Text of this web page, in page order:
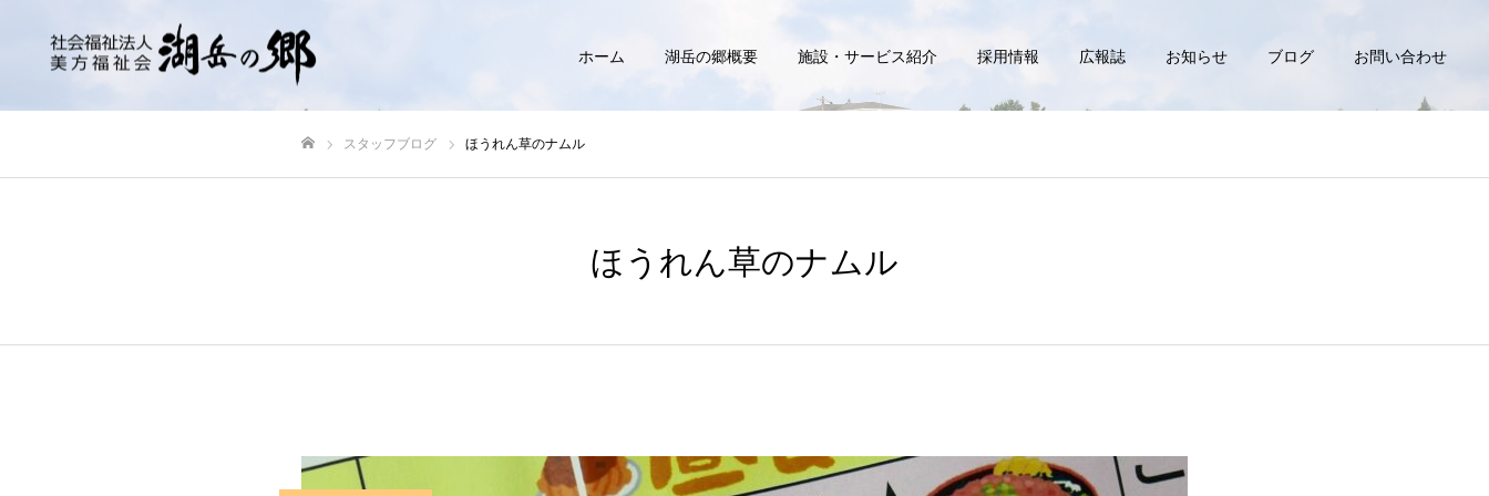
ホーム 湖岳の郷概要 施設・サービス紹介 採用情報 広報誌 お知らせ ブログ お問い合わせ
スタッフブログ ほうれん草のナムル
ほうれん草のナムル